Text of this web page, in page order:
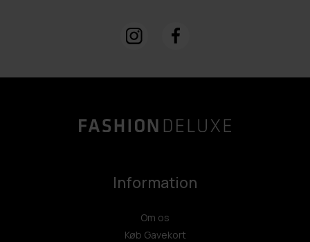
Information
Om os
Køb Gavekort